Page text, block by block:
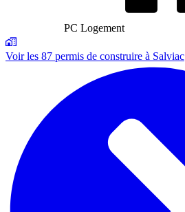
PC Logement
Voir les 87 permis de construire à Salviac